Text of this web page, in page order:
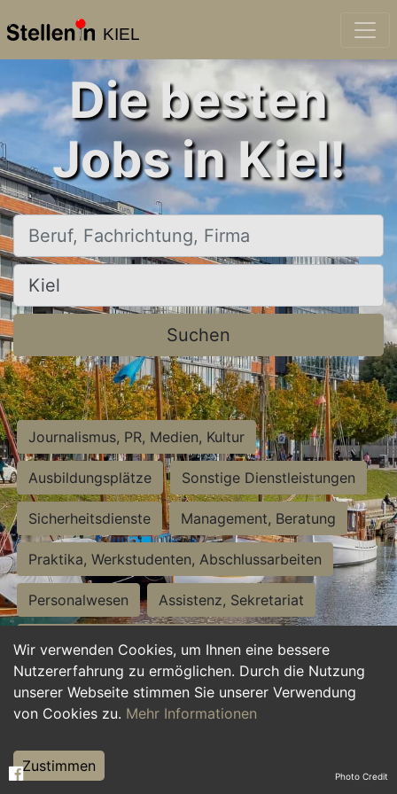
KIEL
Wir verwenden Cookies, um Ihnen eine bessere
Nutzererfahrung zu ermöglichen. Durch die Nutzung
unserer Webseite stimmen Sie unserer Verwendung
von Cookies zu. Mehr Informationen
Zustimmen
Die besten
Jobs in Kiel!
Beruf, Fachrichtung, Firma
Ort, Stadt
Suchen
Journalismus, PR, Medien, Kultur
Ausbildungsplätze Sonstige Dienstleistungen
Sicherheitsdienste Management, Beratung
Praktika, Werkstudenten, Abschlussarbeiten
Personalwesen Assistenz, Sekretariat
Hilfskräfte, Aushilfs- und Nebenjobs
Einkauf, Logistik, Materialwirtschaft
Weiterbildung, Studium, duale Ausbildung
Tourismus
Photo Credit